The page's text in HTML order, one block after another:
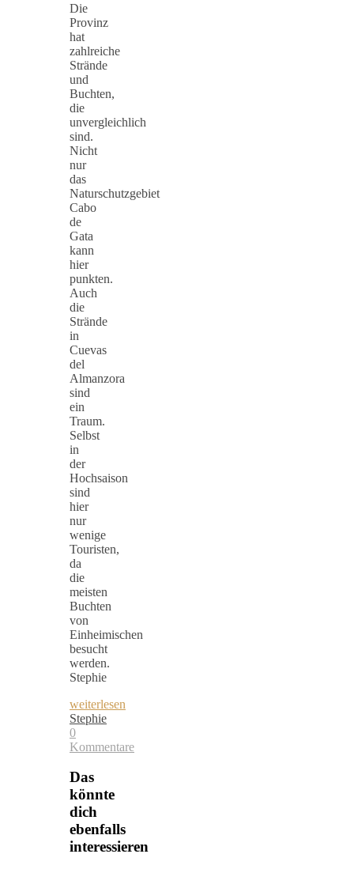
Die
Provinz
hat
zahlreiche
Strände
und
Buchten,
die
unvergleichlich
sind.
Nicht
nur
das
Naturschutzgebiet
Cabo
de
Gata
kann
hier
punkten.
Auch
die
Strände
in
Cuevas
del
Almanzora
sind
ein
Traum.
Selbst
in
der
Hochsaison
sind
hier
nur
wenige
Touristen,
da
die
meisten
Buchten
von
Einheimischen
besucht
werden.
Stephie
weiterlesen
Stephie
0
Kommentare
Das
könnte
dich
ebenfalls
interessieren